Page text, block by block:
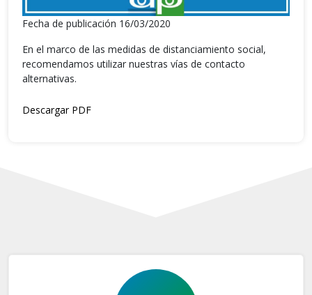
Fecha de publicación 16/03/2020
En el marco de las medidas de distanciamiento social,
recomendamos utilizar nuestras vías de contacto
alternativas.
Descargar PDF